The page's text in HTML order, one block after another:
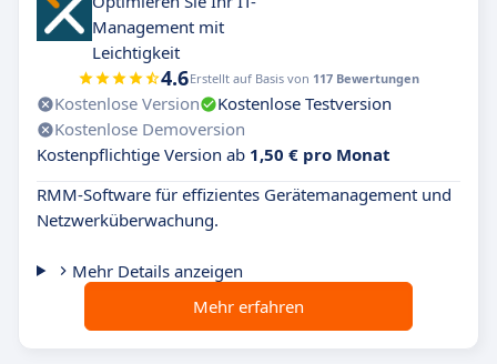
Management mit
Leichtigkeit
4.6Erstellt auf Basis von 117 Bewertungen
Kostenlose Version
Kostenlose Testversion
Kostenlose Demoversion
Kostenpflichtige Version ab 1,50 € pro Monat
RMM-Software für effizientes Gerätemanagement und
Netzwerküberwachung.
Mehr Details anzeigen
Mehr erfahren